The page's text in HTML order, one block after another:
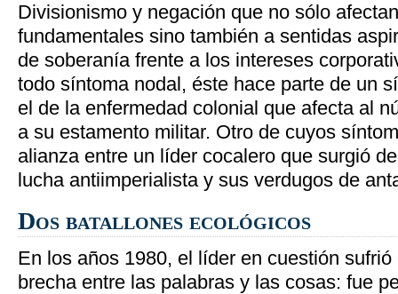
Divisionismo y negación que no sólo
fundamentales sino también a sentidas
de soberanía frente a los intereses
todo síntoma nodal, éste hace parte de un
el de la enfermedad colonial que afecta al
a su estamento militar. Otro de cuyos
alianza entre un líder cocalero que surgió
lucha antiimperialista y sus verdugos de
Dos batallones ecológicos
En los años 1980, el líder en cuestión
brecha entre las palabras y las cosas: fue